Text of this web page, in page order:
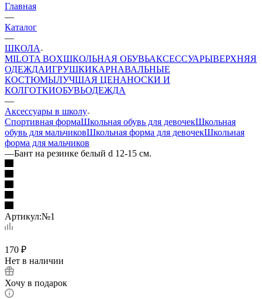
Главная
—
Каталог
—
ШКОЛА
MILOTA BOXШКОЛЬНАЯ ОБУВЬАКСЕССУАРЫВЕРХНЯЯ
ОДЕЖДАИГРУШКИКАРНАВАЛЬНЫЕ
КОСТЮМЫЛУЧШАЯ ЦЕНАНОСКИ И
КОЛГОТКИОБУВЬОДЕЖДА
—
Аксессуары в школу
Спортивная формаШкольная обувь для девочекШкольная
обувь для мальчиковШкольная форма для девочекШкольная
форма для мальчиков
—Бант на резинке белый d 12-15 см.
Артикул:№1
170 ₽
Нет в наличии
Хочу в подарок